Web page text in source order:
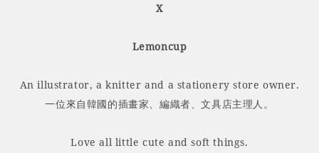
X
Lemoncup
An illustrator, a knitter and a stationery store owner.
一位來自韓國的插畫家、編織者、文具店主理人。
Love all little cute and soft things.